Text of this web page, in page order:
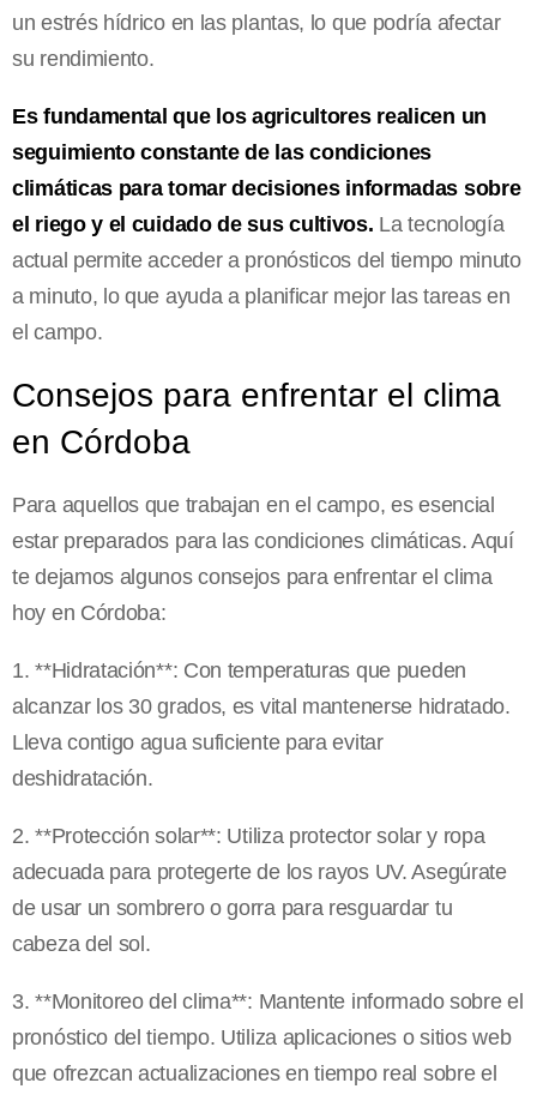
un estrés hídrico en las plantas, lo que podría afectar
su rendimiento.
Es fundamental que los agricultores realicen un
seguimiento constante de las condiciones
climáticas para tomar decisiones informadas sobre
el riego y el cuidado de sus cultivos. La tecnología
actual permite acceder a pronósticos del tiempo minuto
a minuto, lo que ayuda a planificar mejor las tareas en
el campo.
Consejos para enfrentar el clima
en Córdoba
Para aquellos que trabajan en el campo, es esencial
estar preparados para las condiciones climáticas. Aquí
te dejamos algunos consejos para enfrentar el clima
hoy en Córdoba:
1. **Hidratación**: Con temperaturas que pueden
alcanzar los 30 grados, es vital mantenerse hidratado.
Lleva contigo agua suficiente para evitar
deshidratación.
2. **Protección solar**: Utiliza protector solar y ropa
adecuada para protegerte de los rayos UV. Asegúrate
de usar un sombrero o gorra para resguardar tu
cabeza del sol.
3. **Monitoreo del clima**: Mantente informado sobre el
pronóstico del tiempo. Utiliza aplicaciones o sitios web
que ofrezcan actualizaciones en tiempo real sobre el